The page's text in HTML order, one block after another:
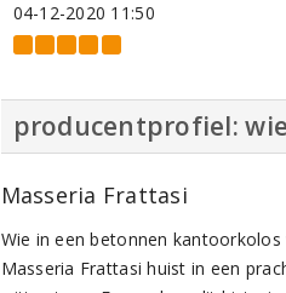
04-12-2020 11:50
producentprofiel:
Masseria Frattasi
Wie in een betonnen
Masseria Frattasi huist in een